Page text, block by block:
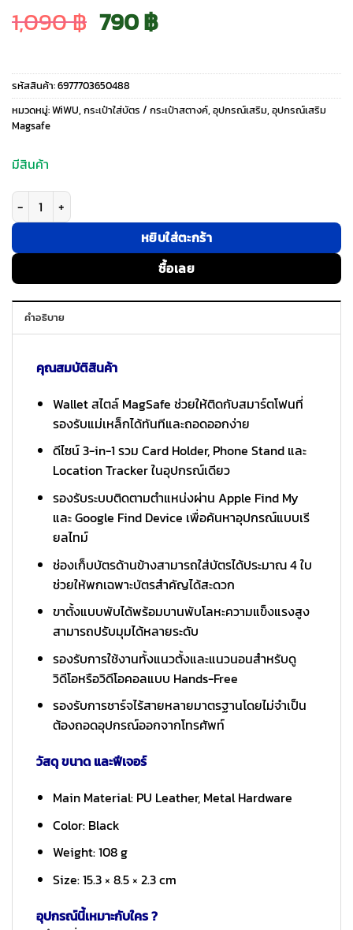
1,090฿ Original
price
was:
790฿Current
price
is:
รหัสสินค้า:6977703650488
หมวดหมู่:WiWU, กระเป๋าใส่บัตร / กระเป๋าสตางค์, อุปกรณ์เสริม, อุปกรณ์เสริม
Magsafe
มีสินค้า
จำนวน WiWU รุ่น Mag Wallet (FindMy) - ที่เก็บบัตรติดหลังมือถือ - สี
หยิบใส่ตะกร้า
ซื้อเลย
คำอธิบาย
คุณสมบัติสินค้า
Wallet สไตล์ MagSafe ช่วยให้ติดกับสมาร์ตโฟนที่
รองรับแม่เหล็กได้ทันทีและถอดออกง่าย
ดีไซน์ 3-in-1 รวม Card Holder, Phone Stand และ
Location Tracker ในอุปกรณ์เดียว
รองรับระบบติดตามตำแหน่งผ่าน Apple Find My
และ Google Find Device เพื่อค้นหาอุปกรณ์แบบเรี
ยลไทม์
ช่องเก็บบัตรด้านข้างสามารถใส่บัตรได้ประมาณ 4 ใบ
ช่วยให้พกเฉพาะบัตรสำคัญได้สะดวก
ขาตั้งแบบพับได้พร้อมบานพับโลหะความแข็งแรงสูง
สามารถปรับมุมได้หลายระดับ
รองรับการใช้งานทั้งแนวตั้งและแนวนอนสำหรับดู
วิดีโอหรือวิดีโอคอลแบบ Hands-Free
รองรับการชาร์จไร้สายหลายมาตรฐานโดยไม่จำเป็น
ต้องถอดอุปกรณ์ออกจากโทรศัพท์
วัสดุ ขนาด และฟีเจอร์
Main Material: PU Leather, Metal Hardware
Color: Black
Weight: 108 g
Size: 15.3 × 8.5 × 2.3 cm
อุปกรณ์นี้เหมาะกับใคร ?